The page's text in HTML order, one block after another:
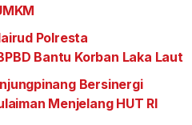
Polresta
Bantu Korban Laka Laut
Bersinergi
Menjelang HUT RI